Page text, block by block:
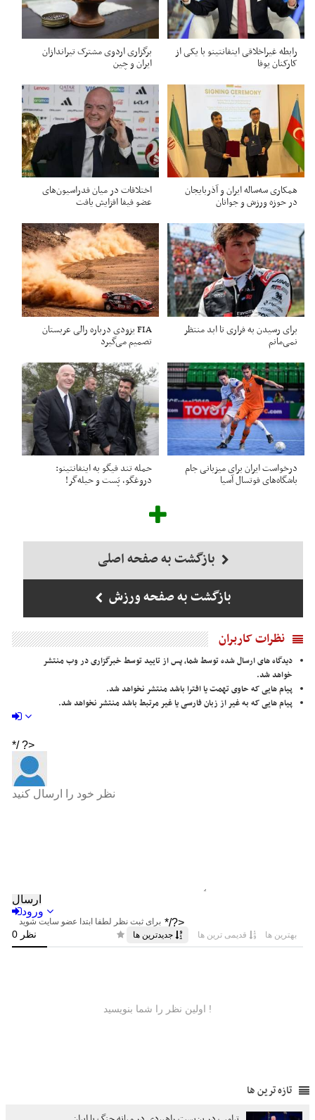
رابطه غیراخلاقی اینفانتینو با یکی از
کارکنان یوفا
برگزاری اردوی مشترک تیراندازان
ایران و چین
همکاری سه‌ساله ایران و آذربایجان
در حوزه ورزش و جوانان
اختلافات در میان فدراسیون‌های
عضو فیفا افزایش یافت
برای رسیدن به فراری تا ابد منتظر
نمی‌مانم
FIA یزودی درباره رالی عربستان
تصمیم می‌گیرد
درخواست ایران برای میزبانی جام
باشگاه‌های فوتسال آسیا
حمله تند فیگو به اینفانتینو:
دروغگو، پَست‌ و حیله‌گر!
بازگشت به صفحه اصلی
بازگشت به صفحه ورزش
نظرات کاربران
دیدگاه های ارسال شده توسط شما، پس از تایید توسط خبرگزاری در وب منتشر
خواهد شد.
پیام هایی که حاوی تهمت یا افترا باشد منتشر نخواهد شد.
پیام هایی که به غیر از زبان فارسی یا غیر مرتبط باشد منتشر نخواهد شد.
تازه ترین ها